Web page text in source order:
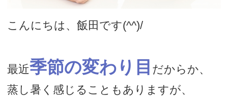
こんにちは、飯田です(^^)/
最近季節の変わり目 だからか、
蒸し暑く感じることもありますが、